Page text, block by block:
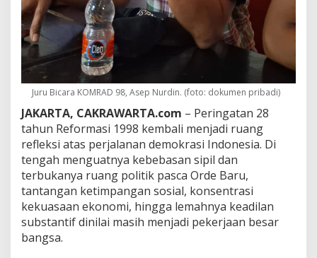
K
e
t
i
m
a
g
a
n
a
n
O
l
i
g
Juru Bicara KOMRAD 98, Asep Nurdin. (foto: dokumen pribadi)
JAKARTA, CAKRAWARTA.com – Peringatan 28
tahun Reformasi 1998 kembali menjadi ruang
refleksi atas perjalanan demokrasi Indonesia. Di
tengah menguatnya kebebasan sipil dan
terbukanya ruang politik pasca Orde Baru,
tantangan ketimpangan sosial, konsentrasi
kekuasaan ekonomi, hingga lemahnya keadilan
substantif dinilai masih menjadi pekerjaan besar
bangsa.